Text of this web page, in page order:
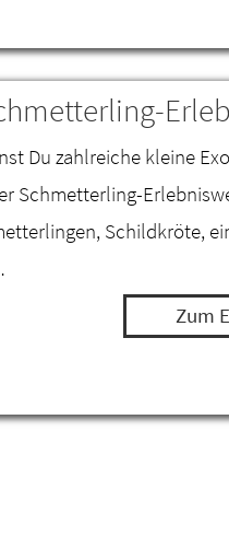
Du zahlreiche kleine
Schmetterling-
Schildkröte,
Zum